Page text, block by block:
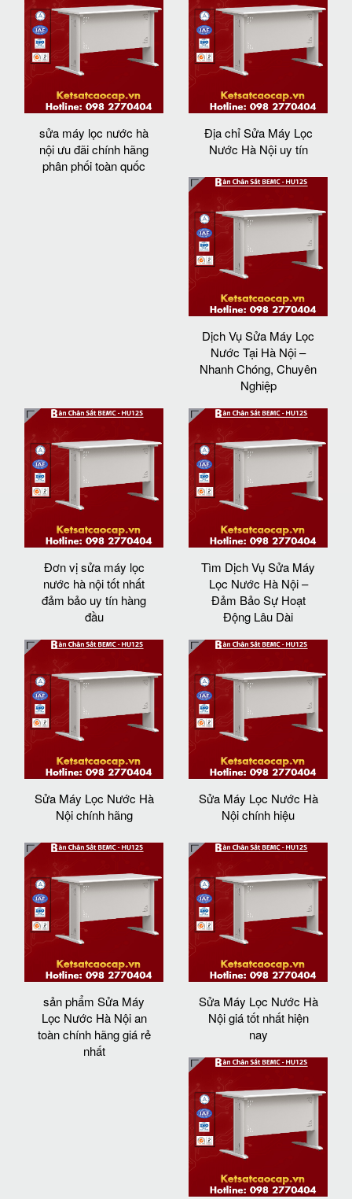
sửa máy lọc nước hà
nội ưu đãi chính hãng
phân phối toàn quốc
Địa chỉ Sửa Máy Lọc
Nước Hà Nội uy tín
Dịch Vụ Sửa Máy Lọc
Nước Tại Hà Nội –
Nhanh Chóng, Chuyên
Nghiệp
Đơn vị sửa máy lọc
nước hà nội tốt nhất
đảm bảo uy tín hàng
đầu
Tìm Dịch Vụ Sửa Máy
Lọc Nước Hà Nội –
Đảm Bảo Sự Hoạt
Động Lâu Dài
Sửa Máy Lọc Nước Hà
Nội chính hãng
Sửa Máy Lọc Nước Hà
Nội chính hiệu
sản phẩm Sửa Máy
Lọc Nước Hà Nội an
toàn chính hãng giá rẻ
nhất
Sửa Máy Lọc Nước Hà
Nội giá tốt nhất hiện
nay